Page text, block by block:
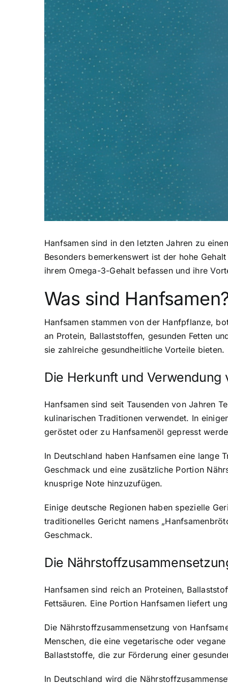
Hanfsamen sind in den letzten Jahren zu
Besonders bemerkenswert ist der hohe
ihrem Omega-3-Gehalt befassen und ihre
Was sind
Hanfsamen stammen von der Hanfpflanze,
an Protein, Ballaststoffen, gesunden Fetten
sie zahlreiche gesundheitliche Vorteile bieten.
Die Herkunft und Verwendung
Hanfsamen sind seit Tausenden von Jahren
kulinarischen Traditionen verwendet. In
geröstet oder zu Hanfsamenöl gepresst
In Deutschland haben Hanfsamen eine lange
Geschmack und eine zusätzliche Portion
knusprige Note hinzuzufügen.
Einige deutsche Regionen haben spezielle
traditionelles Gericht namens
Geschmack.
Die
Hanfsamen sind reich an Proteinen,
Fettsäuren. Eine Portion Hanfsamen liefert
Die Nährstoffzusammensetzung von
Menschen, die eine vegetarische oder
Ballaststoffe, die zur Förderung einer
In Deutschland wird die